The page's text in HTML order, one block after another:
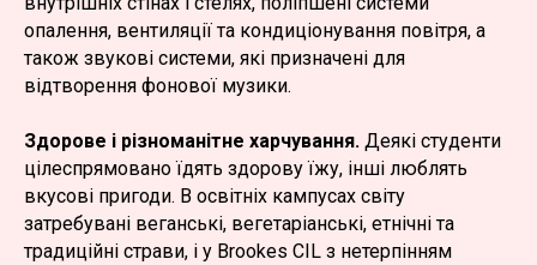
опалення, вентиляції та кондиціонування повітря, а
також звукові системи, які призначені для
відтворення фонової музики.
Здорове і різноманітне харчування. Деякі студенти
цілеспрямовано їдять здорову їжу, інші люблять
вкусові пригоди. В освітніх кампусах світу
затребувані веганські, вегетаріанські, етнічні та
традиційні страви, і у Brookes CIL з нетерпінням